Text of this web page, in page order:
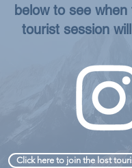
below to see
tourist session
Click here to join the lost